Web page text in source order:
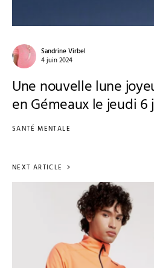
Sandrine Virbel
4 juin 2024
Une nouvelle lune
en Gémeaux le jeudi 6
SANTÉ MENTALE
NEXT ARTICLE